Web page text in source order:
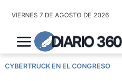
contenido
VIERNES 7 DE AGOSTO DE 2026
DIARIO 360
CYBERTRUCK EN EL CONGRESO